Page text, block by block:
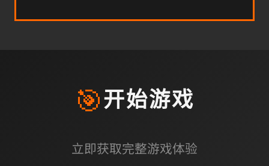
🎯开始游戏
立即获取完整游戏体验